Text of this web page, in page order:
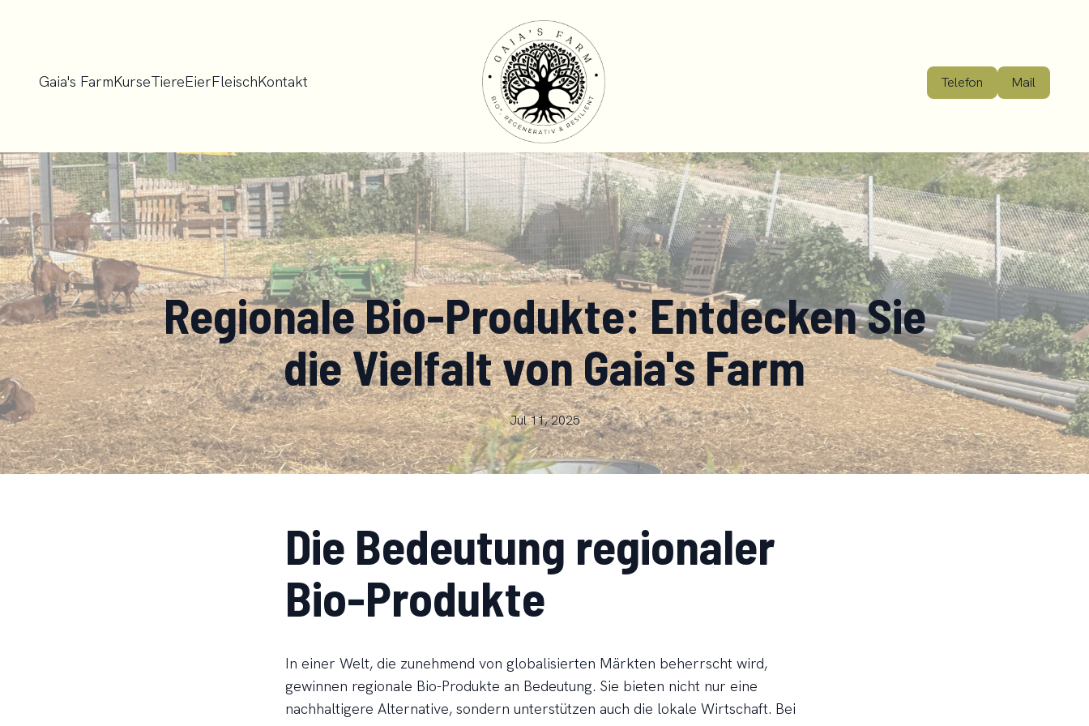
Gaia's FarmKurseTiereEierFleischKontakt Telefon Mail
Regionale Bio-Produkte: Entdecken Sie
die Vielfalt von Gaia's Farm
Jul 11, 2025
Die Bedeutung regionaler
Bio-Produkte
In einer Welt, die zunehmend von globalisierten Märkten beherrscht wird,
gewinnen regionale Bio-Produkte an Bedeutung. Sie bieten nicht nur eine
nachhaltigere Alternative, sondern unterstützen auch die lokale Wirtschaft. Bei